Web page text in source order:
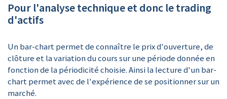
Pour l'analyse technique et donc le trading
d'actifs
Un bar-chart permet de connaître le prix d'ouverture, de
clôture et la variation du cours sur une période donnée en
fonction de la périodicité choisie. Ainsi la lecture d'un bar-
chart permet avec de l'expérience de se positionner sur un
marché.